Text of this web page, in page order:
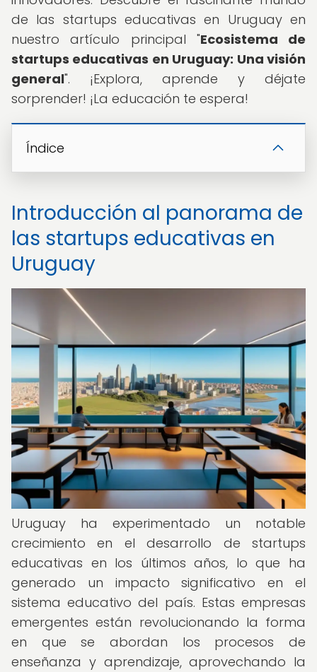
de las startups educativas en Uruguay en
nuestro artículo principal "Ecosistema de
startups educativas en Uruguay: Una visión
general". ¡Explora, aprende y déjate
sorprender! ¡La educación te espera!
Índice
Introducción al panorama de
las startups educativas en
Uruguay
Uruguay ha experimentado un notable
crecimiento en el desarrollo de startups
educativas en los últimos años, lo que ha
generado un impacto significativo en el
sistema educativo del país. Estas empresas
emergentes están revolucionando la forma
en que se abordan los procesos de
enseñanza y aprendizaje, aprovechando la